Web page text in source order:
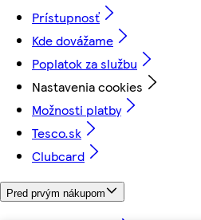
Prístupnosť
Kde dovážame
Poplatok za službu
Nastavenia cookies
Možnosti platby
Tesco.sk
Clubcard
Pred prvým nákupom